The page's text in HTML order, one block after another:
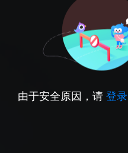
由于安全原因，请 登录